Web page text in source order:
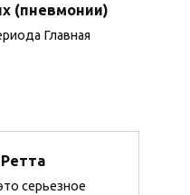
(пневмонии)
Главная
серьезное